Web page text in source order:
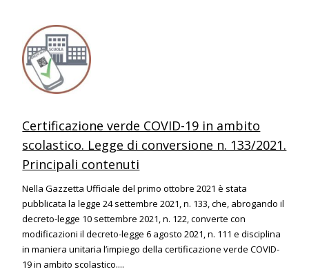
Certificazione verde COVID-19 in ambito
scolastico. Legge di conversione n. 133/2021.
Principali contenuti
Nella Gazzetta Ufficiale del primo ottobre 2021 è stata
pubblicata la legge 24 settembre 2021, n. 133, che, abrogando il
decreto-legge 10 settembre 2021, n. 122, converte con
modificazioni il decreto-legge 6 agosto 2021, n. 111 e disciplina
in maniera unitaria l’impiego della certificazione verde COVID-
19 in ambito scolastico....